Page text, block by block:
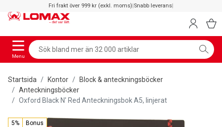
Fri frakt över 999 kr (exkl. moms)|Snabb leverans|
Menu
Startsida Kontor
Block & anteckningsböcker
Anteckningsböcker
Oxford Black N' Red Anteckningsbok A5, linjerat
5% Bonus